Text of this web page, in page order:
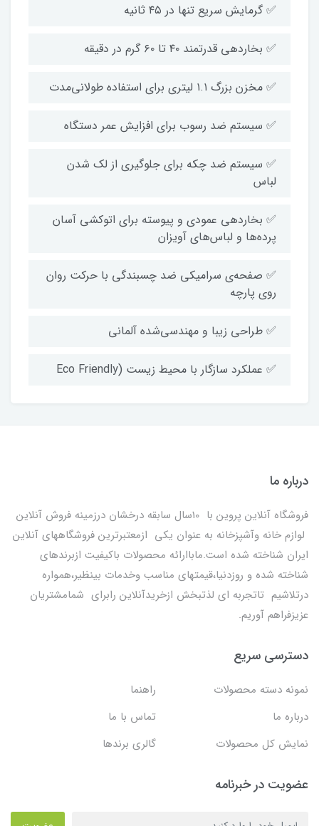
✅ گرمایش سریع تنها در ۴۵ ثانیه
✅ بخاردهی قدرتمند ۴۰ تا ۶۰ گرم در دقیقه
✅ مخزن بزرگ ۱.۱ لیتری برای استفاده طولانی‌مدت
✅ سیستم ضد رسوب برای افزایش عمر دستگاه
✅ سیستم ضد چکه برای جلوگیری از لک شدن
لباس
✅ بخاردهی عمودی و پیوسته برای اتوکشی آسان
پرده‌ها و لباس‌های آویزان
✅ صفحه‌ی سرامیکی ضد چسبندگی با حرکت روان
روی پارچه
✅ طراحی زیبا و مهندسی‌شده آلمانی
✅ عملکرد سازگار با محیط زیست (Eco Friendly
درباره ما
فروشگاه آنلاین پروین با 10سال سابقه درخشان درزمینه فروش آنلاین
لوازم خانه وآشپزخانه به عنوان یکی ازمعتبرترین فروشگاههای آنلاین
ایران شناخته شده است.ماباارائه محصولات باکیفیت ازبرندهای
شناخته شده و روزدنیا،قیمتهای مناسب وخدمات بینظیر،همواره
درتلاشیم تاتجربه ای لذتبخش ازخریدآنلاین رابرای شمامشتریان
عزیزفراهم آوریم.
دسترسی سریع
نمونه دسته محصولات
راهنما
درباره ما
تماس با ما
نمایش کل محصولات
گالری برندها
عضویت در خبرنامه